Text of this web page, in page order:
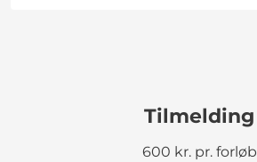
Tilmelding
600 kr. pr. forløb